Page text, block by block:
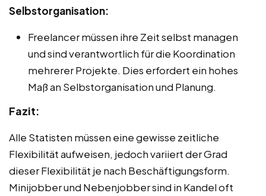
Selbstorganisation:
Freelancer müssen ihre Zeit selbst managen
und sind verantwortlich für die Koordination
mehrerer Projekte. Dies erfordert ein hohes
Maß an Selbstorganisation und Planung.
Fazit:
Alle Statisten müssen eine gewisse zeitliche
Flexibilität aufweisen, jedoch variiert der Grad
dieser Flexibilität je nach Beschäftigungsform.
Minijobber und Nebenjobber sind in Kandel oft